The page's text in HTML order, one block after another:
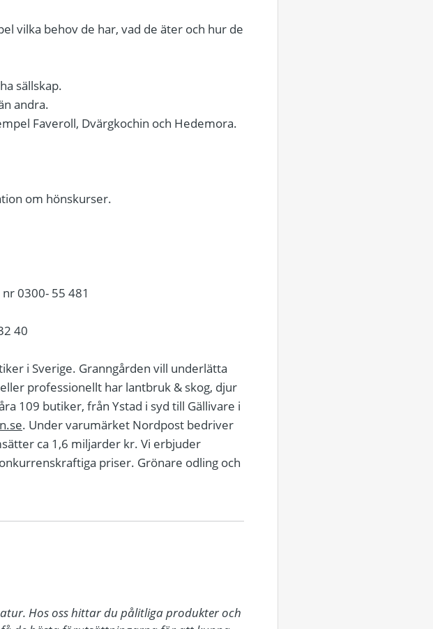
vilka behov de har, vad de äter och hur de
sällskap.
andra.
Faveroll, Dvärgkochin och Hedemora.
om hönskurser.
0300- 55 481
40
i Sverige. Granngården vill underlätta
professionellt har lantbruk & skog, djur
109 butiker, från Ystad i syd till Gällivare i
. Under varumärket Nordpost bedriver
ca 1,6 miljarder kr. Vi erbjuder
priser. Grönare odling och
Hos oss hittar du pålitliga produkter och